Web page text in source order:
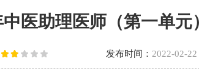
中医助理医师（第一单元
发布时间： 2022-02-22